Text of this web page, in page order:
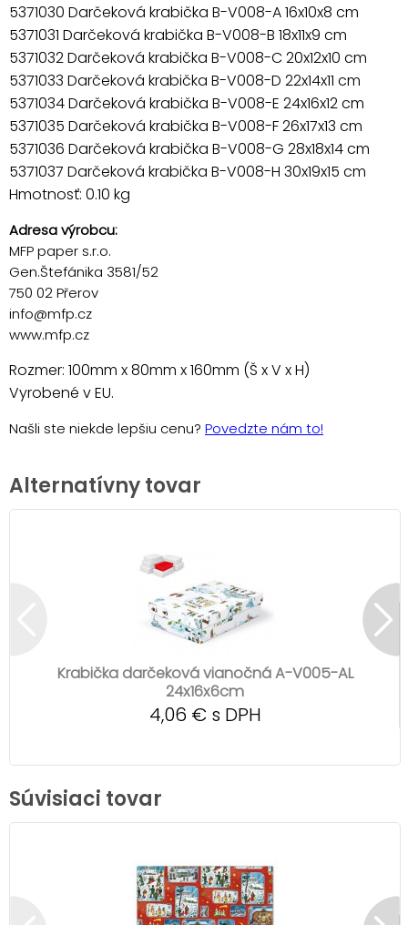
5371030 Darčeková krabička B-V008-A 16x10x8 cm
5371031 Darčeková krabička B-V008-B 18x11x9 cm
5371032 Darčeková krabička B-V008-C 20x12x10 cm
5371033 Darčeková krabička B-V008-D 22x14x11 cm
5371034 Darčeková krabička B-V008-E 24x16x12 cm
5371035 Darčeková krabička B-V008-F 26x17x13 cm
5371036 Darčeková krabička B-V008-G 28x18x14 cm
5371037 Darčeková krabička B-V008-H 30x19x15 cm
Hmotnosť: 0.10 kg
Adresa výrobcu:
MFP paper s.r.o.
Gen.Štefánika 3581/52
750 02 Přerov
info@mfp.cz
www.mfp.cz
Rozmer: 100mm x 80mm x 160mm (Š x V x H)
Vyrobené v EU.
Našli ste niekde lepšiu cenu? Povedzte nám to!
Alternatívny tovar
Krabička darčeková vianočná A-V005-AL
24x16x6cm
4,06 € s DPH
Súvisiaci tovar